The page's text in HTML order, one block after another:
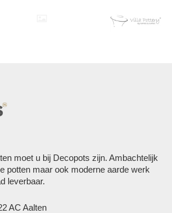
moet u bij Decopots zijn. Ambachtelijk
potten maar ook moderne aarde werk
leverbaar.
AC Aalten